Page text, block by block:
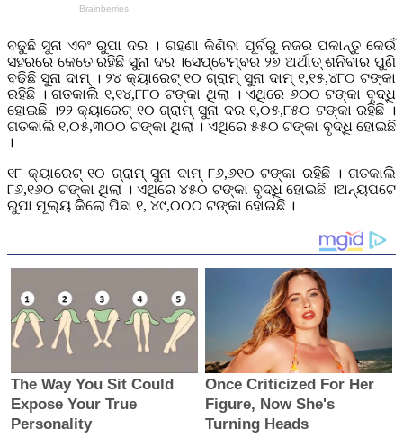
ବଢୁଛି ସୁନା ଏବଂ ରୁପା ଦର । ଗହଣା କିଣିବା ପୂର୍ବରୁ ନଜର ପକାନ୍ତୁ କେଉଁ
ସହରରେ କେତେ ରହିଛି ସୁନା ଦର ।ସେପ୍ଟେମ୍ବର ୨୭ ଅର୍ଥାତ୍‌ ଶନିବାର ପୁଣି
ବଢିଛି ସୁନା ଦାମ୍‌ । ୨୪ କ୍ୟାରେଟ୍‌ ୧୦ ଗ୍ରାମ୍‌ ସୁନା ଦାମ୍‌ ୧,୧୫,୪୮୦ ଟଙ୍କା
ରହିଛି । ଗତକାଲି ୧,୧୪,୮୮୦ ଟଙ୍କା ଥିଲା । ଏଥିରେ ୬୦୦ ଟଙ୍କା ବୃଦ୍ଧି
ହୋଇଛି ।୨୨ କ୍ୟାରେଟ୍‌ ୧୦ ଗ୍ରାମ୍‌ ସୁନା ଦର ୧,୦୫,୮୫୦ ଟଙ୍କା ରହିଛି ।
ଗତକାଲି ୧,୦୫,୩୦୦ ଟଙ୍କା ଥିଲା । ଏଥିରେ ୫୫୦ ଟଙ୍କା ବୃଦ୍ଧି ହୋଇଛି
।
୧୮ କ୍ୟାରେଟ୍‌ ୧୦ ଗ୍ରାମ୍‌ ସୁନା ଦାମ୍‌ ୮୬,୬୧୦ ଟଙ୍କା ରହିଛି । ଗତକାଲି
୮୬,୧୬୦ ଟଙ୍କା ଥିଲା । ଏଥିରେ ୪୫୦ ଟଙ୍କା ବୃଦ୍ଧି ହୋଇଛି ।ଅନ୍ୟପଟେ
ରୁପା ମୂଲ୍ୟ କିଲୋ ପିଛା ୧, ୪୯,୦୦୦ ଟଙ୍କା ହୋଇଛି ।